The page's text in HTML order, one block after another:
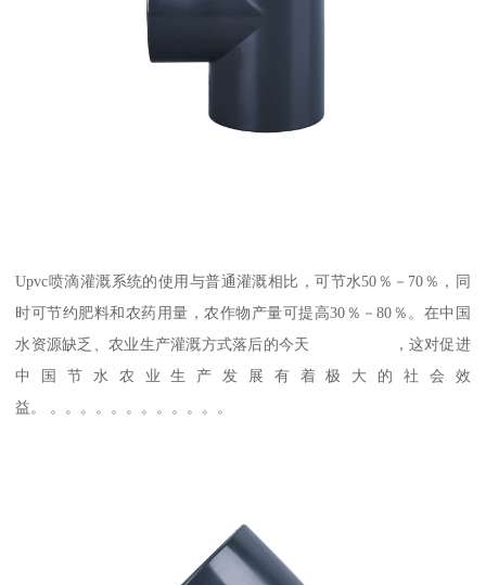
Upvc喷滴灌溉系统的使用与普通灌溉相比，可节水50％－70％，同
时可节约肥料和农药用量，农作物产量可提高30％－80％。在中国
水资源缺乏、农业生产灌溉方式落后的今天 ，这对促进
中国节水农业生产发展有着极大的社会效
益。 。。。。。。。。。。。。